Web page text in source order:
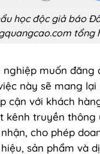
học độc giả báo
tổng
muốn đăng
này sẽ mang lại
cận với khách
kênh truyền thông
cho phép
sản phẩm và